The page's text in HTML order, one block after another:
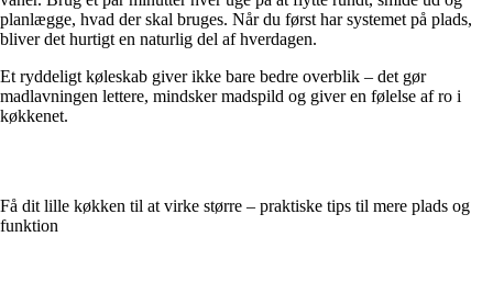
planlægge, hvad der skal bruges. Når du først har systemet på plads,
bliver det hurtigt en naturlig del af hverdagen.
Et ryddeligt køleskab giver ikke bare bedre overblik – det gør
madlavningen lettere, mindsker madspild og giver en følelse af ro i
køkkenet.
Få dit lille køkken til at virke større – praktiske tips til mere plads og
funktion